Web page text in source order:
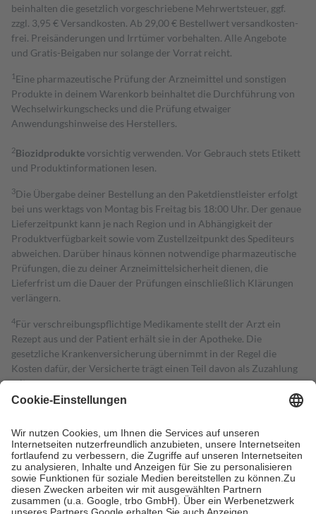
beinhalten die gesetzlich vorgeschriebene Mehrwertsteuer, ggf.
zzgl. 3,95 € Versandkosten. Ab 29,00 € Bestell­wert versand­kosten­
frei. Preisänderungen und Irrtümer vorbehalten. Alle Angebote
und Gratis-Beigaben nur solange der Vorrat reicht.
1 Eine pharmazeutische Prüfung der Arzneimittel und sonstigen
Produkte in deinem Warenkorb beinhaltet die Durchführung von
Wechselwirkungschecks und die Prüfung etwaiger
Anwendungshinweise des Herstellers.
2Biozidproduktevorsichtig verwenden. Vor Gebrauch stets Etikett
und Produktinformationen lesen.
3Die Übergabe deiner Bestellung an den Paketdienstleister erfolgt
bei uns werktags von Montag bis Freitag bis 18:00 Uhr. Der genaue
Lieferzeitpunkt kann je nach Region und in Abhängigkeit der
Produktverfügbarkeit sowie vom Zustellzeitpunkt des Spediteurs
abweichen. Darüber hinaus können notwendige pharmazeutische
Prüfungen, die zu deiner Arzneimittelsicherheit dienen, die
Lieferfrist um die Dauer der Prüfungen einschließlich Klärungen
verlängern.
4Für verschreibungspflichtige Medikamente stellt der Arzt ein
Rezept aus und der Patient erhält sie in der Apotheke. Die
gesetzliche Krankenversicherung übernimmt in der Regel die
Kosten dafür, der Versicherte trägt einen Teil davon als Zuzahlung
mit.
Grundsätzlich leisten Mitglieder Zuzahlungen in Höhe von zehn
höchstens zehn Euro.
Es sind jedoch nie mehr als die tatsächlichen
Kosten der Leistung zu entrichten.
Diese Regeln gelten grundsätzlich auch für Online-Apotheken.
Bei Heilmitteln und häuslicher Krankenpflege beträgt die
Zuzahlung zehn Prozent der Kosten sowie zehn Euro je
Verordnung.